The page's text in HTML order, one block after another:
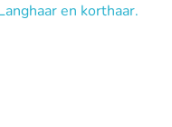
en korthaar.